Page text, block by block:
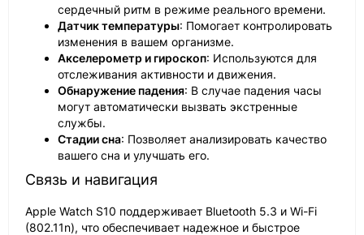
сердечный ритм в режиме реального времени.
Датчик температуры: Помогает контролировать
изменения в вашем организме.
Акселерометр и гироскоп: Используются для
отслеживания активности и движения.
Обнаружение падения: В случае падения часы
могут автоматически вызвать экстренные
службы.
Стадии сна: Позволяет анализировать качество
вашего сна и улучшать его.
Связь и навигация
Apple Watch S10 поддерживает Bluetooth 5.3 и Wi-Fi
(802.11n), что обеспечивает надежное и быстрое